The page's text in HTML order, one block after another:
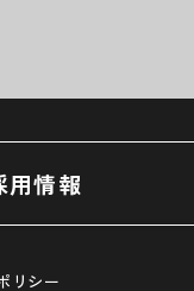
用情報
リシー